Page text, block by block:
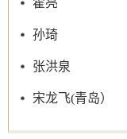
霍亮
孙琦
张洪泉
宋龙飞(青岛）